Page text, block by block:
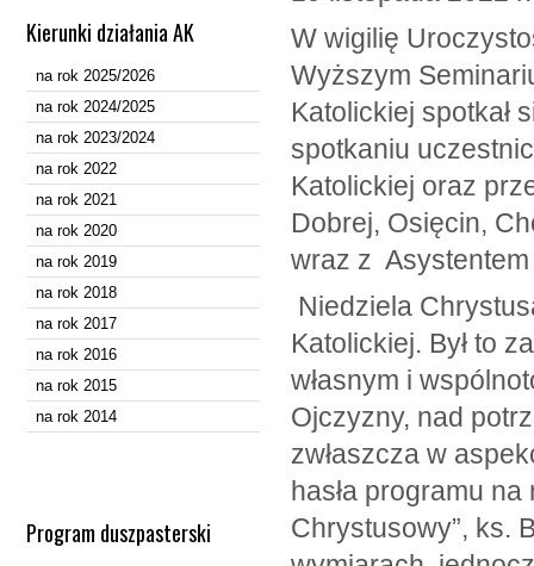
Kierunki działania AK
na rok 2025/2026
na rok 2024/2025
na rok 2023/2024
na rok 2022
na rok 2021
na rok 2020
na rok 2019
na rok 2018
na rok 2017
na rok 2016
na rok 2015
na rok 2014
Program duszpasterski
W wigilię
Wyższym
Katolickiej spotkał
spotkaniu
Katolickiej oraz
Dobrej, Osięcin,
wraz z
Niedziela
Katolickiej. Był to
własnym i
Ojczyzny, nad
zwłaszcza w
hasła programu
Chrystusowy”, ks.